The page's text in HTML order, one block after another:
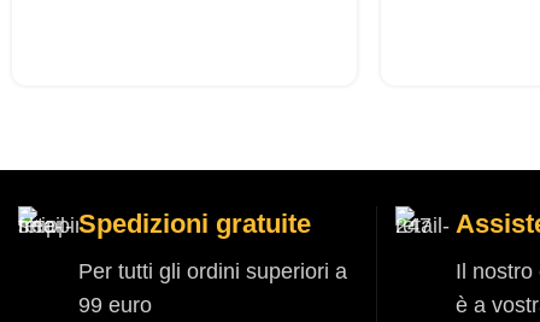
Spedizioni gratuite
Per tutti gli ordini superiori a
99 euro
Il nostro
è a